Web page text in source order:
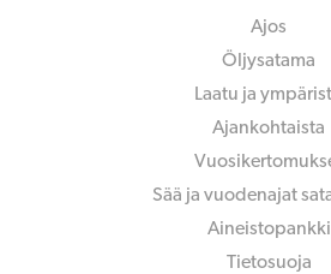
Ajos
Öljysatama
Laatu ja
Ajankohtaista
Sää ja vuodenajat
Aineistopankki
Tietosuoja